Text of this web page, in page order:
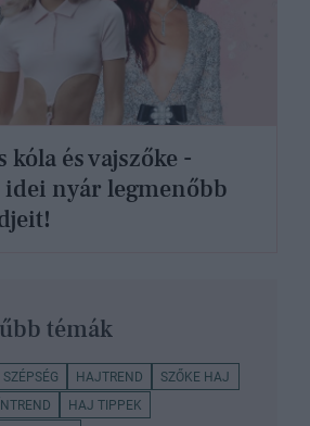
kóla és vajszőke -
nyár legmenőbb
témák
SZÉPSÉG HAJTREND
SZŐKE HAJ
HAJ TIPPEK